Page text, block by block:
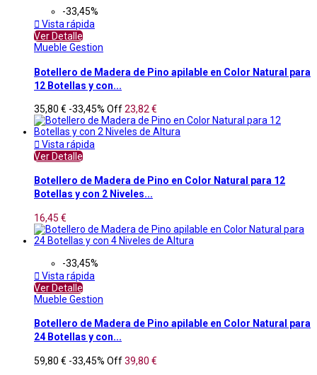
-33,45%
 Vista rápida
Ver Detalle
Mueble Gestion
Botellero de Madera de Pino apilable en Color Natural para
12 Botellas y con...
35,80 € -33,45% Off23,82 €
 Vista rápida
Ver Detalle
Botellero de Madera de Pino en Color Natural para 12
Botellas y con 2 Niveles...
16,45 €
-33,45%
 Vista rápida
Ver Detalle
Mueble Gestion
Botellero de Madera de Pino apilable en Color Natural para
24 Botellas y con...
59,80 € -33,45% Off39,80 €